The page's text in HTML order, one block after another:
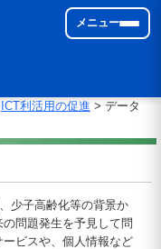
メニュー
ICT利活用の促進 > データ
少子高齢化等の背景か
問題発生を予見して問
ビスや、個人情報など